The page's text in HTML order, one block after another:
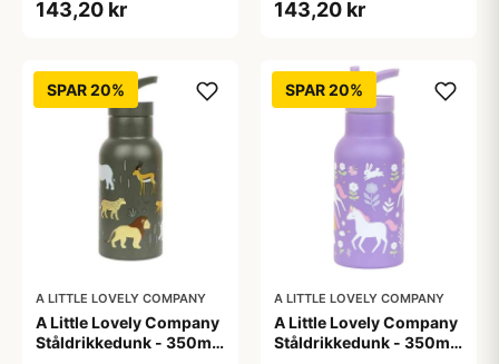
143,20 kr 143,20 kr
SPAR 20%
A LITTLE LOVELY COMPANY
A Little Lovely Company
Ståldrikkedunk - 350ml
SPAR 20%
A LITTLE LOVELY COMPANY
A Little Lovely Company
Ståldrikkedunk - 350ml